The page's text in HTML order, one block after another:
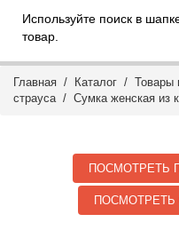
Используйте поиск в
товар.
Главная / Каталог / Товары
страуса/ Сумка женская из
ПОСМОТРЕТЬ